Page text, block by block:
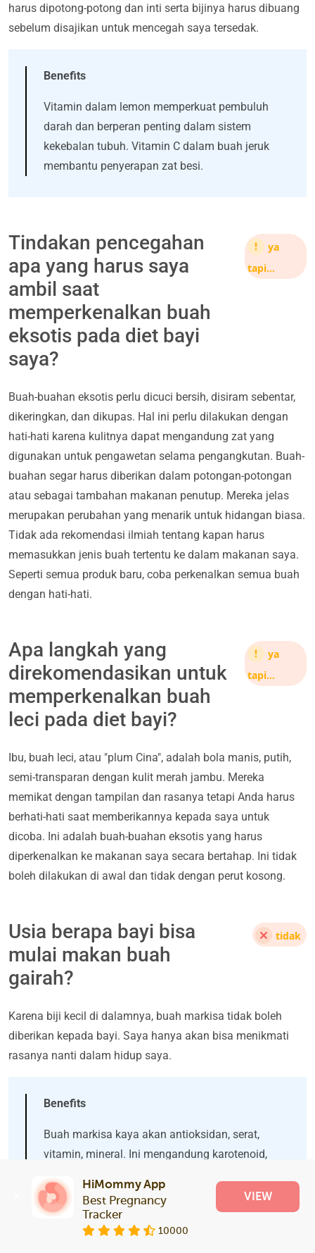
harus dipotong-potong dan inti serta bijinya harus dibuang
sebelum disajikan untuk mencegah saya tersedak.
Benefits
Vitamin dalam lemon memperkuat pembuluh
darah dan berperan penting dalam sistem
kekebalan tubuh. Vitamin C dalam buah jeruk
membantu penyerapan zat besi.
Tindakan pencegahan
apa yang harus saya
ambil saat
memperkenalkan buah
eksotis pada diet bayi
saya?
ya
tapi…
Buah-buahan eksotis perlu dicuci bersih, disiram sebentar,
dikeringkan, dan dikupas. Hal ini perlu dilakukan dengan
hati-hati karena kulitnya dapat mengandung zat yang
digunakan untuk pengawetan selama pengangkutan. Buah-
buahan segar harus diberikan dalam potongan-potongan
atau sebagai tambahan makanan penutup. Mereka jelas
merupakan perubahan yang menarik untuk hidangan biasa.
Tidak ada rekomendasi ilmiah tentang kapan harus
memasukkan jenis buah tertentu ke dalam makanan saya.
Seperti semua produk baru, coba perkenalkan semua buah
dengan hati-hati.
Apa langkah yang
direkomendasikan untuk
memperkenalkan buah
leci pada diet bayi?
ya
tapi…
Ibu, buah leci, atau "plum Cina", adalah bola manis, putih,
semi-transparan dengan kulit merah jambu. Mereka
memikat dengan tampilan dan rasanya tetapi Anda harus
berhati-hati saat memberikannya kepada saya untuk
dicoba. Ini adalah buah-buahan eksotis yang harus
diperkenalkan ke makanan saya secara bertahap. Ini tidak
boleh dilakukan di awal dan tidak dengan perut kosong.
Usia berapa bayi bisa
mulai makan buah
gairah?
tidak
Karena biji kecil di dalamnya, buah markisa tidak boleh
diberikan kepada bayi. Saya hanya akan bisa menikmati
rasanya nanti dalam hidup saya.
Benefits
Buah markisa kaya akan antioksidan, serat,
vitamin, mineral. Ini mengandung karotenoid,
bisa menyajikannya mentah, sebagai pendamping
susu pencuci mulut.
HiMommy App
Best Pregnancy
Tracker
10000
VIEW